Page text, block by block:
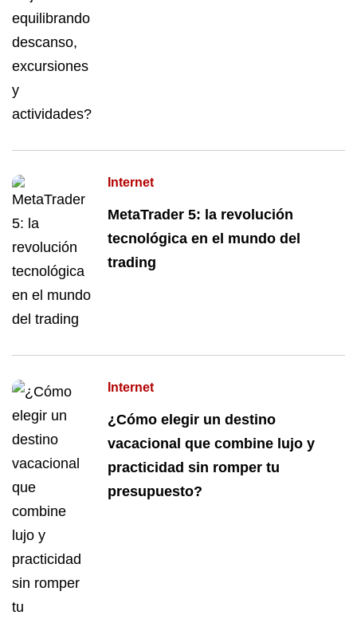
Internet
MetaTrader 5: la revolución
tecnológica en el mundo del
trading
Internet
¿Cómo elegir un destino
vacacional que combine lujo y
practicidad sin romper tu
presupuesto?